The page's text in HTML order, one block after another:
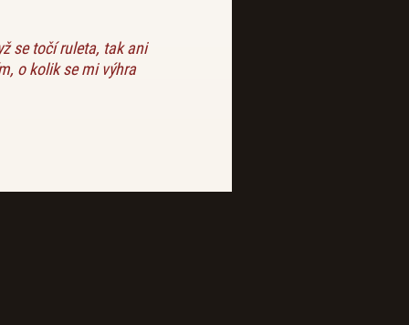
se točí ruleta, tak ani
o kolik se mi výhra